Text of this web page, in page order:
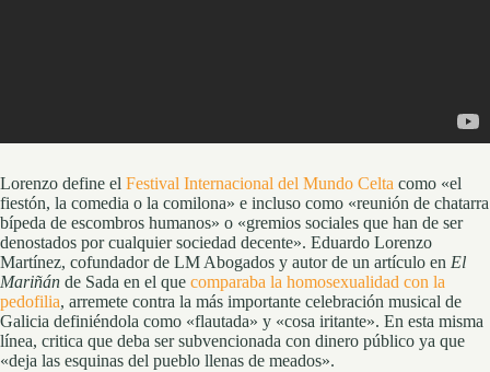
Lorenzo define el Festival Internacional del Mundo Celta como «el
fiestón, la comedia o la comilona» e incluso como «reunión de chatarra
bípeda de escombros humanos» o «gremios sociales que han de ser
denostados por cualquier sociedad decente». Eduardo Lorenzo
Martínez, cofundador de LM Abogados y autor de un artículo en El
Mariñán de Sada en el que comparaba la homosexualidad con la
pedofilia, arremete contra la más importante celebración musical de
Galicia definiéndola como «flautada» y «cosa iritante». En esta misma
línea, critica que deba ser subvencionada con dinero público ya que
«deja las esquinas del pueblo llenas de meados».